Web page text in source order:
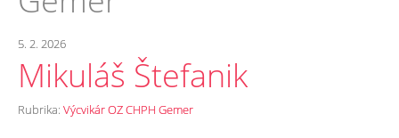
5. 2. 2026
Mikuláš Štefanik
Rubrika: Výcvikár OZ CHPH Gemer